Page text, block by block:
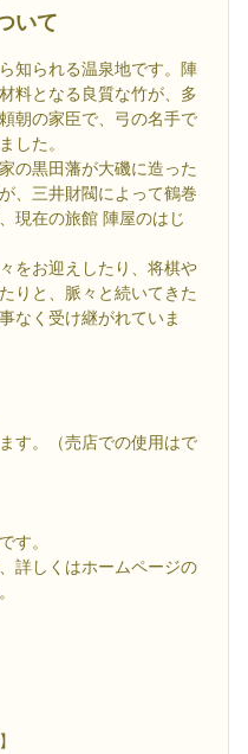
いて
知られる温泉地です。陣
料となる良質な竹が、多
朝の家臣で、弓の名手で
した。
の黒田藩が大磯に造った
、三井財閥によって鶴巻
現在の旅館 陣屋のはじ
をお迎えしたり、将棋や
りと、脈々と続いてきた
なく受け継がれていま
す。（売店での使用はで
す。
詳しくはホームページの